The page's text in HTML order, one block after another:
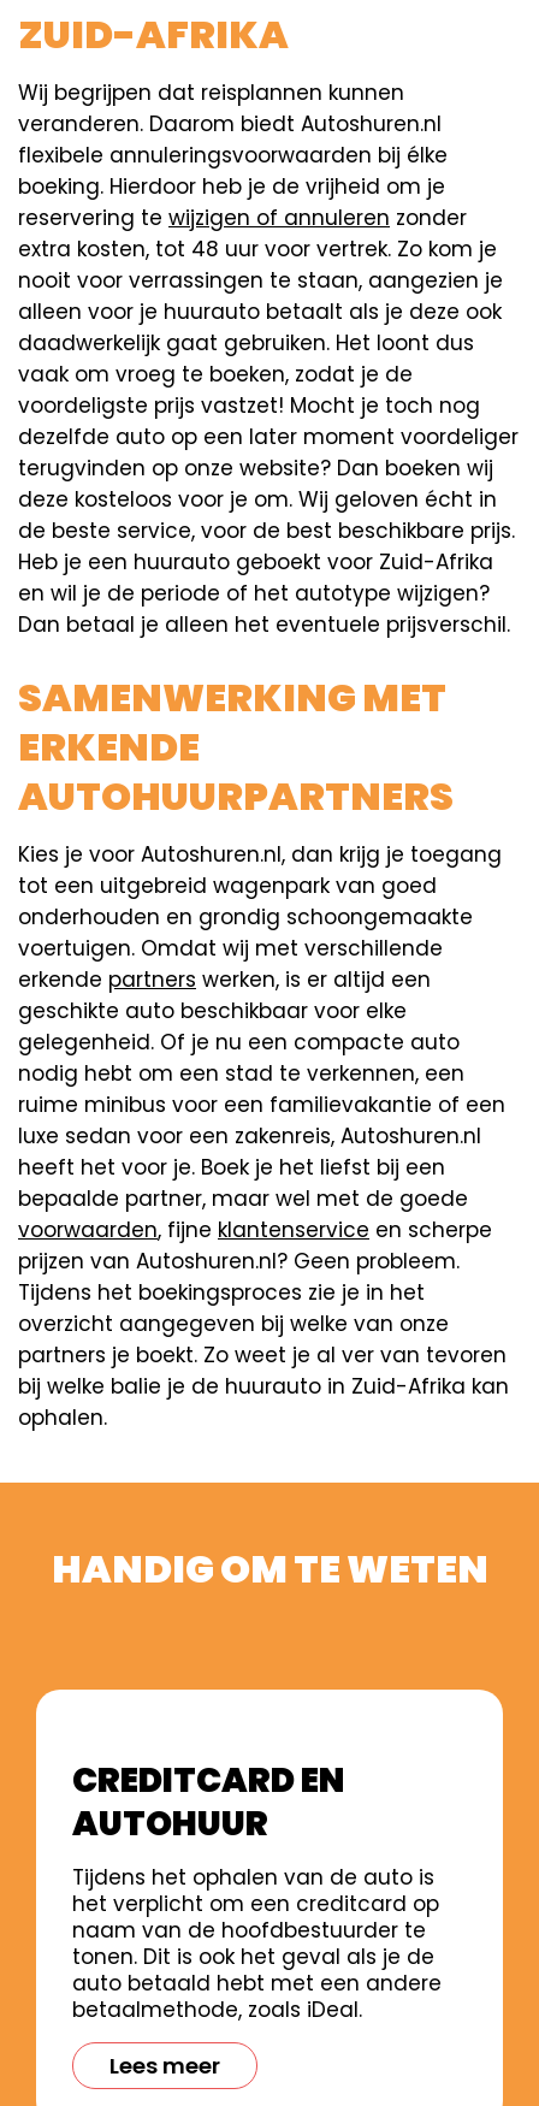
ZUID-AFRIKA
Wij begrijpen dat reisplannen kunnen
veranderen. Daarom biedt Autoshuren.nl
flexibele annuleringsvoorwaarden bij élke
boeking. Hierdoor heb je de vrijheid om je
reservering te wijzigen of annuleren zonder
extra kosten, tot 48 uur voor vertrek. Zo kom je
nooit voor verrassingen te staan, aangezien je
alleen voor je huurauto betaalt als je deze ook
daadwerkelijk gaat gebruiken. Het loont dus
vaak om vroeg te boeken, zodat je de
voordeligste prijs vastzet! Mocht je toch nog
dezelfde auto op een later moment voordeliger
terugvinden op onze website? Dan boeken wij
deze kosteloos voor je om. Wij geloven écht in
de beste service, voor de best beschikbare prijs.
Heb je een huurauto geboekt voor Zuid-Afrika
en wil je de periode of het autotype wijzigen?
Dan betaal je alleen het eventuele prijsverschil.
SAMENWERKING MET
ERKENDE
AUTOHUURPARTNERS
Kies je voor Autoshuren.nl, dan krijg je toegang
tot een uitgebreid wagenpark van goed
onderhouden en grondig schoongemaakte
voertuigen. Omdat wij met verschillende
erkende partners werken, is er altijd een
geschikte auto beschikbaar voor elke
gelegenheid. Of je nu een compacte auto
nodig hebt om een stad te verkennen, een
ruime minibus voor een familievakantie of een
luxe sedan voor een zakenreis, Autoshuren.nl
heeft het voor je. Boek je het liefst bij een
bepaalde partner, maar wel met de goede
voorwaarden, fijne klantenservice en scherpe
prijzen van Autoshuren.nl? Geen probleem.
Tijdens het boekingsproces zie je in het
overzicht aangegeven bij welke van onze
partners je boekt. Zo weet je al ver van tevoren
bij welke balie je de huurauto in Zuid-Afrika kan
ophalen.
HANDIG OM TE WETEN
CREDITCARD EN
AUTOHUUR
Tijdens het ophalen van de auto is
het verplicht om een creditcard op
naam van de hoofdbestuurder te
tonen. Dit is ook het geval als je de
auto betaald hebt met een andere
betaalmethode, zoals iDeal.
Lees meer